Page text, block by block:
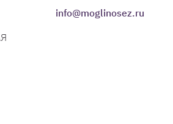
info@moglinosez.ru